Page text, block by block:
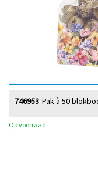
Pak à 50
746953
Op voorraad